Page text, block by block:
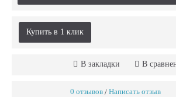
Купить в 1 клик
В закладки В
0 отзывов / Написать отзыв